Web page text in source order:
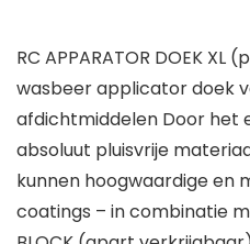
RC APPARATOR DOEK
wasbeer applicator doek
afdichtmiddelen Door het
absoluut pluisvrije
kunnen hoogwaardige en
coatings – in combinatie